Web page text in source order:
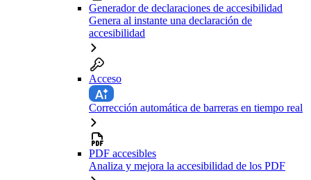
Generador de declaraciones de accesibilidad
Genera al instante una declaración de
accesibilidad
Acceso
Corrección automática de barreras en tiempo real
PDF accesibles
Analiza y mejora la accesibilidad de los PDF